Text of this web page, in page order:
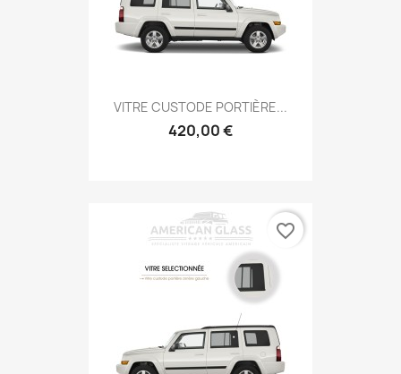
VITRE CUSTODE PORTIÈRE...
420,00 €
favorite_border